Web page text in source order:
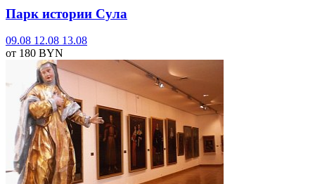
Парк истории Сула
09.08 12.08 13.08
от 180 BYN